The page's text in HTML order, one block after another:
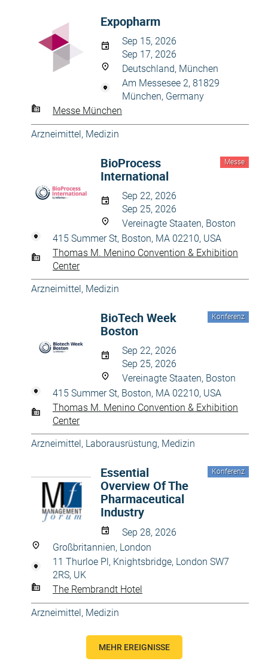
Expopharm
Sep 15, 2026
Sep 17, 2026
Deutschland, München
Am Messesee 2, 81829
München, Germany
Messe München
Arzneimittel, Medizin
Messe
BioProcess
International
Sep 22, 2026
Sep 25, 2026
Vereinagte Staaten, Boston
415 Summer St, Boston, MA 02210, USA
Thomas M. Menino Convention & Exhibition
Center
Arzneimittel, Medizin
Konferenz
BioTech Week
Boston
Sep 22, 2026
Sep 25, 2026
Vereinagte Staaten, Boston
415 Summer St, Boston, MA 02210, USA
Thomas M. Menino Convention & Exhibition
Center
Arzneimittel, Laborausrüstung, Medizin
Konferenz
Essential
Overview Of The
Pharmaceutical
Industry
Sep 28, 2026
Großbritannien, London
11 Thurloe Pl, Knightsbridge, London SW7
2RS, UK
The Rembrandt Hotel
Arzneimittel, Medizin
MEHR EREIGNISSE